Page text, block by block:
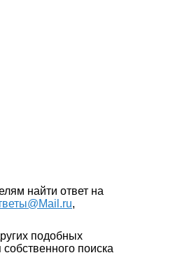
найти ответ на
,
подобных
поиска